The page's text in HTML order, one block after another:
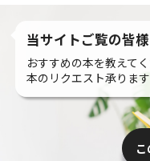
当サイトご覧の皆様
おすすめの本を教えてく
本のリクエスト承ります